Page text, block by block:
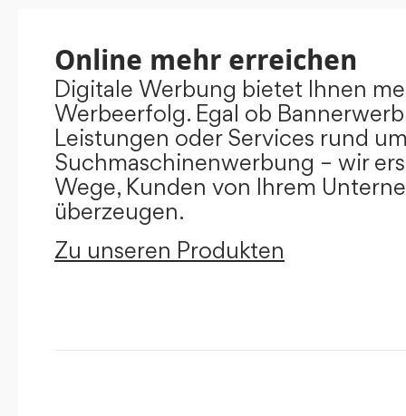
Online mehr erreichen
Digitale Werbung bietet Ihnen
Werbeerfolg. Egal ob
Leistungen oder Services rund
Suchmaschinenwerbung – wir
Wege, Kunden von Ihrem
überzeugen.
Zu unseren Produkten